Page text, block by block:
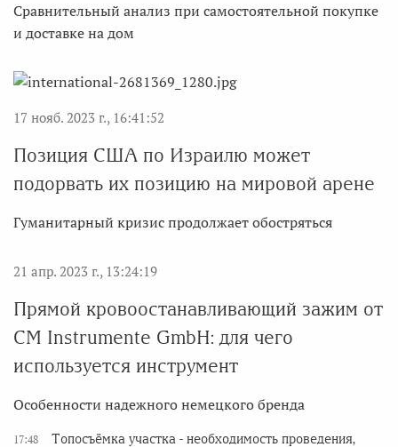
Сравнительный анализ при самостоятельной покупке
и доставке на дом
17 нояб. 2023 г., 16:41:52
Позиция США по Израилю может
подорвать их позицию на мировой арене
Гуманитарный кризис продолжает обостряться
21 апр. 2023 г., 13:24:19
Прямой кровоостанавливающий зажим от
CM Instrumente GmbH: для чего
используется инструмент
Особенности надежного немецкого бренда
17:48
Топосъёмка участка - необходимость проведения,